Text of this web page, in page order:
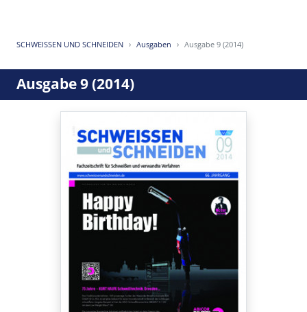
SCHWEISSEN UND SCHNEIDEN Ausgaben Ausgabe 9 (2014)
Ausgabe 9 (2014)